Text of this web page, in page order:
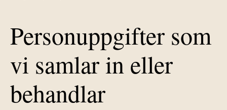
Personuppgifter som
vi samlar in eller
behandlar